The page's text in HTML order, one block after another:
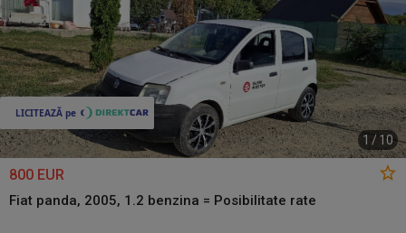
1 / 10
800 EUR
Fiat panda, 2005, 1.2 benzina = Posibilitate rate